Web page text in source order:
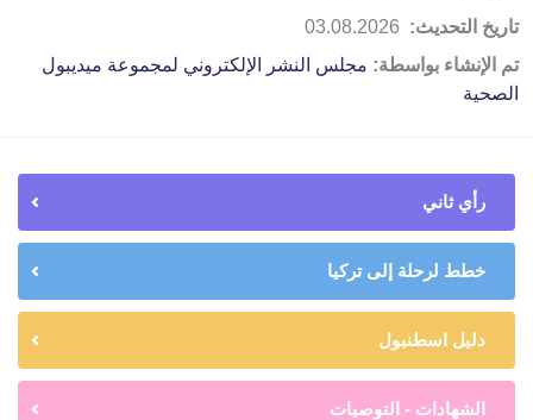
تاريخ التحديث:
تم الإنشاء بواسطة: مجلس النشر الإلكتروني لمجموعة ميديبول
الصحية
رأي ثاني
خطط لرحلة إلى تركيا
دليل اسطنبول
الشهادات - التوصيات